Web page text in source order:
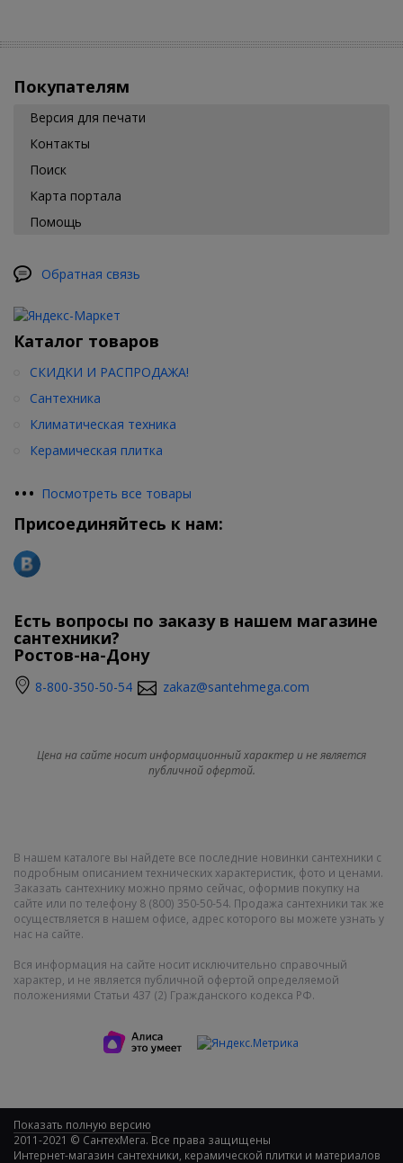
Покупателям
Версия для печати
Контакты
Поиск
Карта портала
Помощь
Обратная связь
Каталог товаров
СКИДКИ И РАСПРОДАЖА!
Сантехника
Климатическая техника
Керамическая плитка
••• Посмотреть все товары
Присоединяйтесь к нам:
Есть вопросы по заказу в нашем магазине
сантехники?
Ростов-на-Дону
8-800-350-50-54 zakaz@santehmega.com
Цена на сайте носит информационный характер и не является
публичной офертой.
В нашем каталоге вы найдете все последние новинки сантехники с
подробным описанием технических характеристик, фото и ценами.
Заказать сантехнику можно прямо сейчас, оформив покупку на
сайте или по телефону 8 (800) 350-50-54. Продажа сантехники так же
осуществляется в нашем офисе, адрес которого вы можете узнать у
нас на сайте.
Вся информация на сайте носит исключительно справочный
характер, и не является публичной офертой определяемой
положениями Статьи 437 (2) Гражданского кодекса РФ.
Показать полную версию
2011-2021 © СантехМега. Все права защищены
Интернет-магазин сантехники, керамической плитки и материалов